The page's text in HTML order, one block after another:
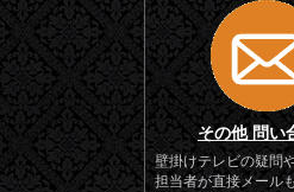
その他 問い
壁掛けテレビの疑問
担当者が直接メール